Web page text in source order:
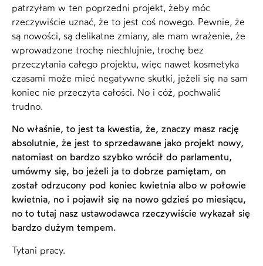
patrzyłam w ten poprzedni projekt, żeby móc
rzeczywiście uznać, że to jest coś nowego. Pewnie, że
są nowości, są delikatne zmiany, ale mam wrażenie, że
wprowadzone trochę niechlujnie, trochę bez
przeczytania całego projektu, więc nawet kosmetyka
czasami może mieć negatywne skutki, jeżeli się na sam
koniec nie przeczyta całości. No i cóż, pochwalić
trudno.
No właśnie, to jest ta kwestia, że, znaczy masz rację
absolutnie, że jest to sprzedawane jako projekt nowy,
natomiast on bardzo szybko wrócił do parlamentu,
umówmy się, bo jeżeli ja to dobrze pamiętam, on
został odrzucony pod koniec kwietnia albo w połowie
kwietnia, no i pojawił się na nowo gdzieś po miesiącu,
no to tutaj nasz ustawodawca rzeczywiście wykazał się
bardzo dużym tempem.
Tytani pracy.